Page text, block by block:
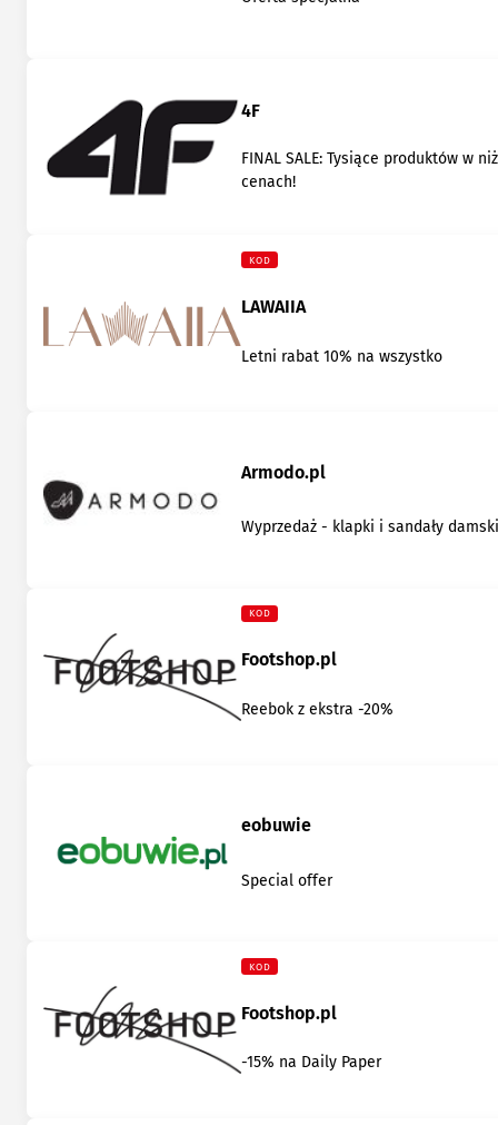
4F
FINAL SALE: Tysiące produktów w
cenach!
KOD
LAWAIIA
Letni rabat 10% na wszystko
Armodo.pl
Wyprzedaż - klapki i sandały
KOD
Footshop.pl
Reebok z ekstra -20%
eobuwie
Special offer
KOD
Footshop.pl
-15% na Daily Paper